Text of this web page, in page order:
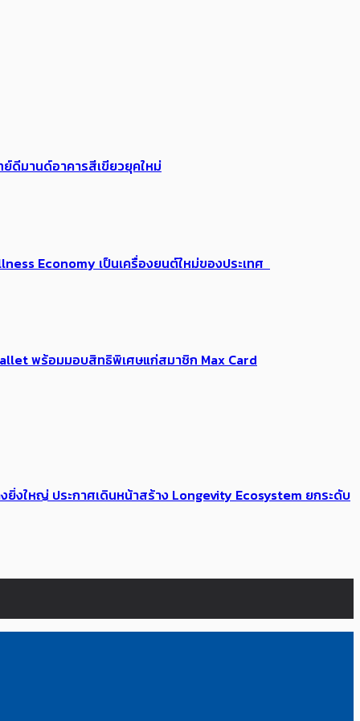
ย์ดีมานด์อาคารสีเขียวยุคใหม่
Economy เป็นเครื่องยนต์ใหม่ของประเทศ
พร้อมมอบสิทธิพิเศษแก่สมาชิก Max Card
งใหญ่ ประกาศเดินหน้าสร้าง Longevity Ecosystem ยกระดับ